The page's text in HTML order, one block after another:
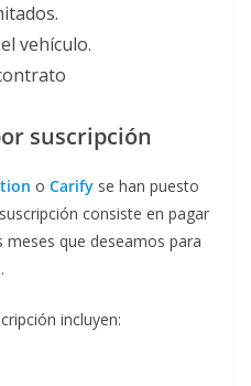
vehículo.
suscripción
o Carify se han puesto
consiste en pagar
que deseamos para
incluyen: